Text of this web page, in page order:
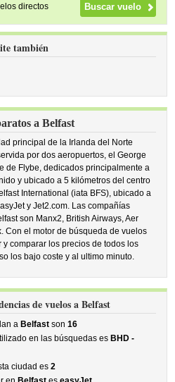
directos
también
a Belfast
principal de la Irlanda del Norte
por dos aeropuertos, el George
de Flybe, dedicados principalmente a
y ubicado a 5 kilómetros del centro
International (iata BFS), ubicado a
y Jet2.com. Las compañías
son Manx2, British Airways, Aer
Con el motor de búsqueda de vuelos
comparar los precios de todos los
los bajo coste y al ultimo minuto.
de vuelos a Belfast
a Belfast son16
en las búsquedas es BHD -
ciudad es2